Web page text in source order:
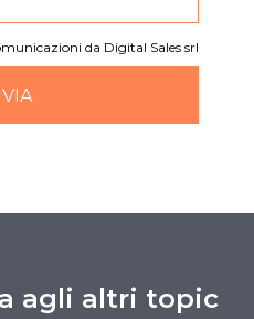
da Digital Sales srl
agli altri topic